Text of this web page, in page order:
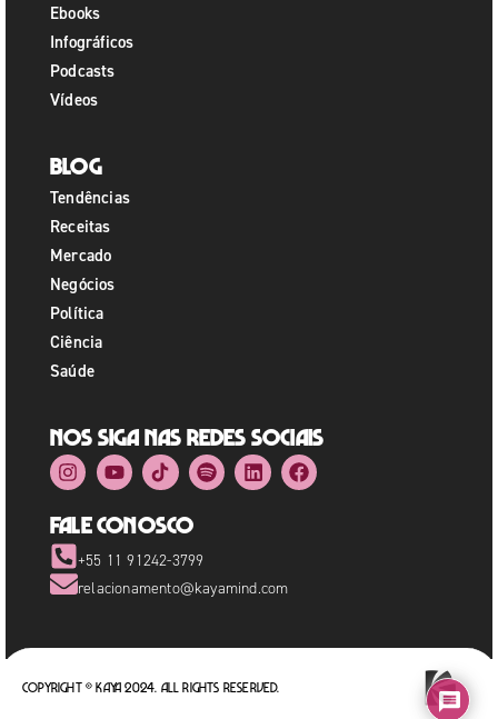
Ebooks
Infográficos
Podcasts
Vídeos
Blog
Tendências
Receitas
Mercado
Negócios
Política
Ciência
Saúde
Nos siga nas redes sociais
Fale Conosco
+55 11 91242-3799
relacionamento@kayamind.com
Copyright © Kaya 2024. All rights reserved.